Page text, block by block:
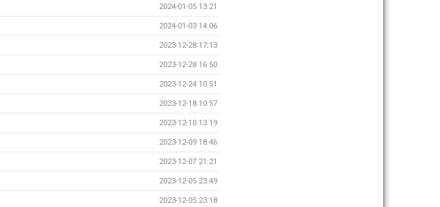
2024-01-05 13:21
2024-01-03 14:06
2023-12-28 17:13
2023-12-28 16:50
2023-12-24 10:51
2023-12-18 10:57
2023-12-10 13:19
2023-12-09 18:46
2023-12-07 21:21
2023-12-05 23:49
2023-12-05 23:18